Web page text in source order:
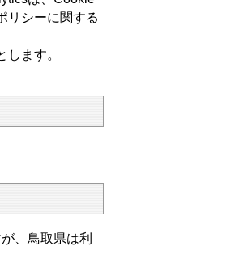
リシーに関する
ます。
、鳥取県は利